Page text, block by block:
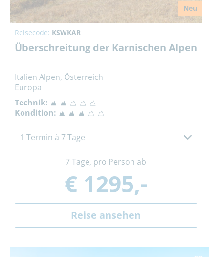
Neu
Reisecode: KSWKAR
Überschreitung der Karnischen Alpen
Italien Alpen, Österreich
Europa
Technik:
Kondition:
1 Termin à 7 Tage
7 Tage, pro Person ab
€ 1295,-
Reise ansehen